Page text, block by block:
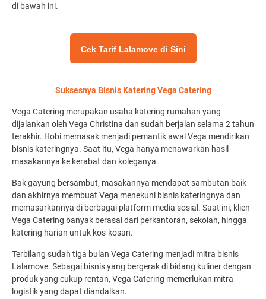
di bawah ini.
Cek Tarif Lalamove di Sini
Suksesnya Bisnis Katering Vega Catering
Vega Catering merupakan usaha katering rumahan yang
dijalankan oleh Vega Christina dan sudah berjalan selama 2 tahun
terakhir. Hobi memasak menjadi pemantik awal Vega mendirikan
bisnis kateringnya. Saat itu, Vega hanya menawarkan hasil
masakannya ke kerabat dan koleganya.
Bak gayung bersambut, masakannya mendapat sambutan baik
dan akhirnya membuat Vega menekuni bisnis kateringnya dan
memasarkannya di berbagai platform media sosial. Saat ini, klien
Vega Catering banyak berasal dari perkantoran, sekolah, hingga
katering harian untuk kos-kosan.
Terbilang sudah tiga bulan Vega Catering menjadi mitra bisnis
Lalamove. Sebagai bisnis yang bergerak di bidang kuliner dengan
produk yang cukup rentan, Vega Catering memerlukan mitra
logistik yang dapat diandalkan.